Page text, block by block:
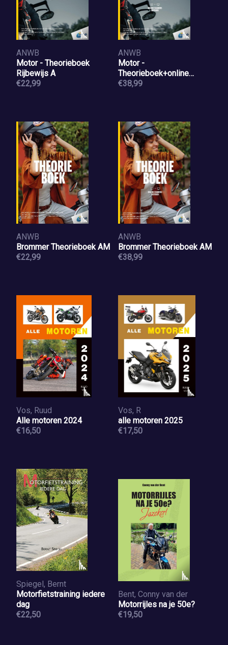
ANWB
Motor - Theorieboek
Rijbewijs A
€22,99
ANWB
Motor -
Theorieboek+online
examens oefenen
€38,99
ANWB
Brommer Theorieboek AM
€22,99
ANWB
Brommer Theorieboek AM
€38,99
Vos, Ruud
Alle motoren 2024
€16,50
Vos, R
alle motoren 2025
€17,50
Spiegel, Bernt
Motorfietstraining iedere
dag
€22,50
Bent, Conny van der
Motorrijles na je 50e?
€19,50